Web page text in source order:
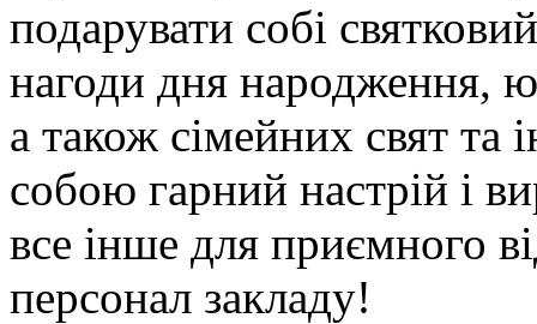
подарувати собі
нагоди дня народження,
а також сімейних свят та
собою гарний настрій і
все інше для приємного
персонал закладу!